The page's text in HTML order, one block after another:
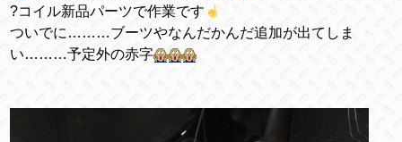
?コイル新品パーツで作業です
ついでに………ブーツやなんだかんだ追加が出てしま
い………予定外の赤字